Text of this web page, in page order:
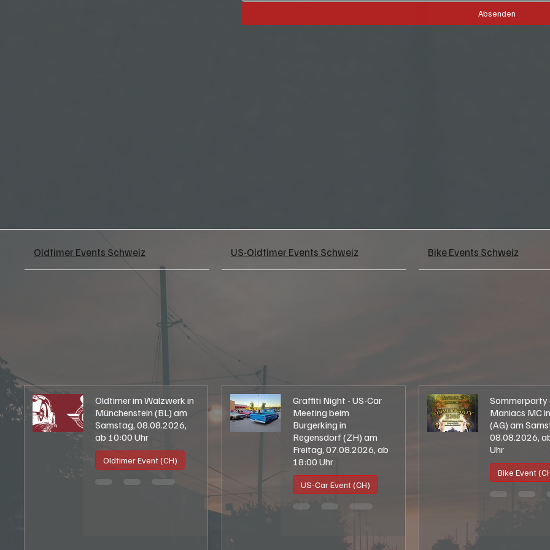
Absenden
Oldtimer Events Schweiz
Oldtimer im Walzwerk in
Münchenstein (BL) am
Samstag, 08.08.2026,
ab 10:00 Uhr
Oldtimer Event (CH)
US-Oldtimer Events Schweiz
Graffiti Night - US-Car
Meeting beim
Burgerking in
Regensdorf (ZH) am
Freitag, 07.08.2026, ab
18:00 Uhr
US-Car Event (CH)
Bike Events Schweiz
Sommerparty
Maniacs MC
(AG) am
08.08.2026,
Uhr
Bike Event